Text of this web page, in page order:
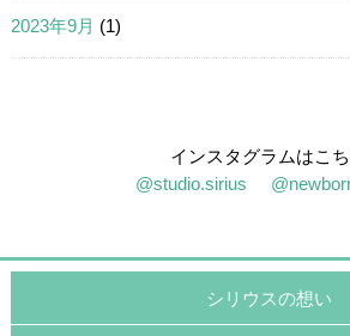
2023年9月 (1)
インスタグラムはこ
@studio.sirius
シリウスの想い